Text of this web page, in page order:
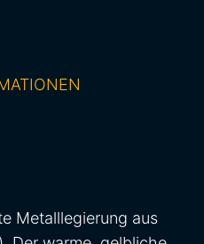
Metalllegierung aus